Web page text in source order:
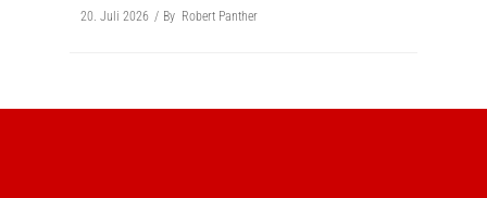
20. Juli 2026 By Robert Panther